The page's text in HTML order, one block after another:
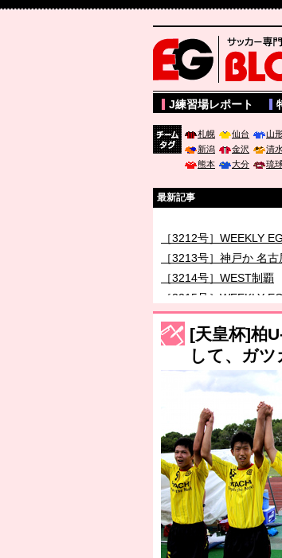
サッカー専門新聞
J練習場レポート
札幌 仙台 山
新潟
金沢 清水
熊本
大分 琉
最新記事
［3212号］WEEKLY
［3213号］神戸か 名古
［3214号］WEST制覇
［3215号］WEEKLY
［3216号］行く末占う
［3217号］最高の景色
［3218号］WEEKLY
[天皇杯]柏
して、ガツ